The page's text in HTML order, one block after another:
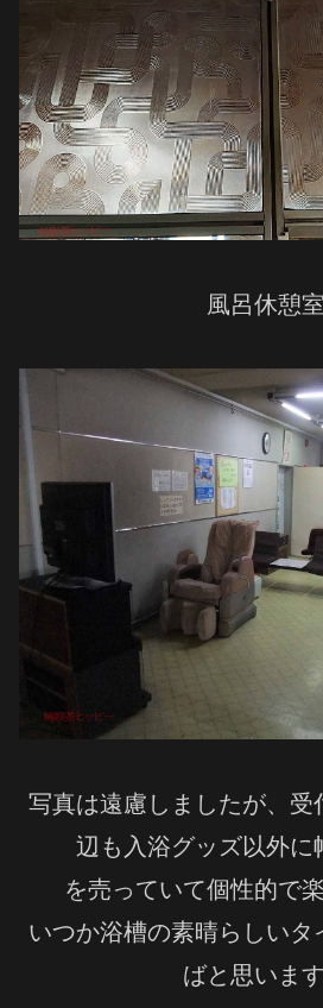
風呂休憩室
写真は遠慮しましたが、受
辺も入浴グッズ以外に
を売っていて個性的で
いつか浴槽の素晴らしいタ
ばと思います